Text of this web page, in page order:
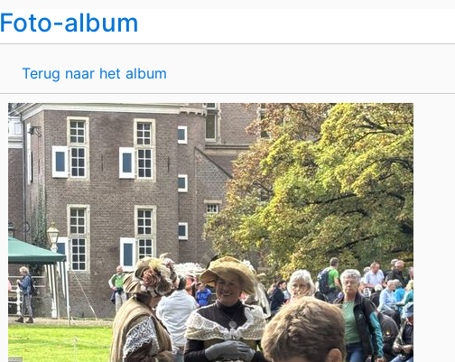
Foto-album
Terug naar het album